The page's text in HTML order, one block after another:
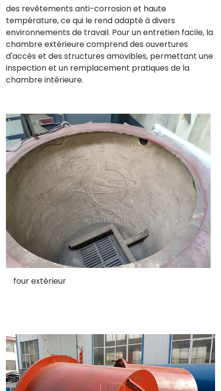
des revêtements anti-corrosion et haute
température, ce qui le rend adapté à divers
environnements de travail. Pour un entretien facile, la
chambre extérieure comprend des ouvertures
d'accès et des structures amovibles, permettant une
inspection et un remplacement pratiques de la
chambre intérieure.
four extérieur